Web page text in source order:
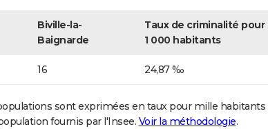
Biville-la-
Baignarde
Taux de criminalité pour
1 000 habitants
16 24,87 ‰
sont exprimées en taux pour mille
fournis par l'Insee. Voir la méthodologie.